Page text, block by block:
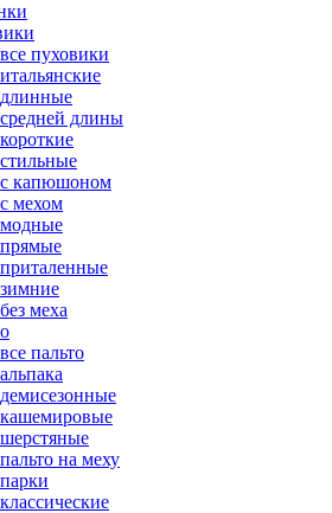
все пуховики
итальянские
длинные
средней длины
короткие
стильные
с капюшоном
с мехом
модные
прямые
приталенные
зимние
без меха
все пальто
альпака
демисезонные
кашемировые
шерстяные
пальто на меху
парки
классические